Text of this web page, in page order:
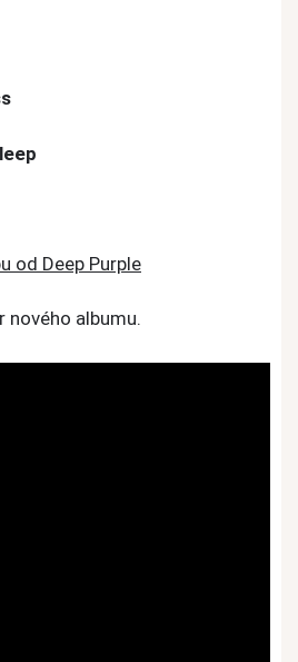
nového albumu.